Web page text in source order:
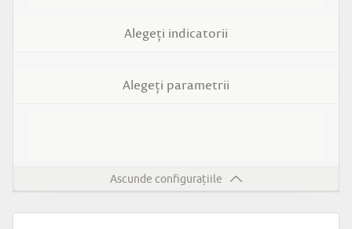
Alegeţi indicatorii
Alegeţi parametrii
Ascunde configurațiile